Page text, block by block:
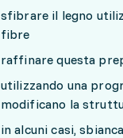
sfibrare il legno
fibre
raffinare questa
utilizzando una
modificano la
in alcuni casi,